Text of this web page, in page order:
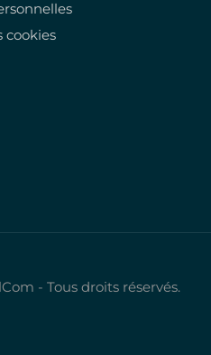
cookies
- Tous droits réservés.